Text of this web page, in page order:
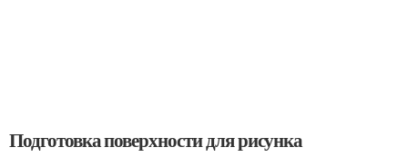
Подготовка поверхности для рисунка